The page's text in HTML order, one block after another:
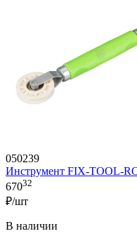
050239
Инструмент FIX-TOOL-
67032
₽/шт
В наличии